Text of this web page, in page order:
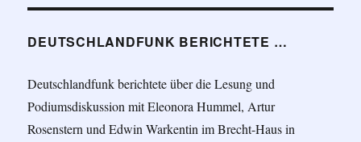
DEUTSCHLANDFUNK BERICHTETE …
Deutschlandfunk berichtete über die Lesung und
Podiumsdiskussion mit Eleonora Hummel, Artur
Rosenstern und Edwin Warkentin im Brecht-Haus in